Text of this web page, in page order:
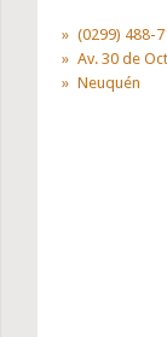
(0299) 488-
Av. 30 de
Neuquén